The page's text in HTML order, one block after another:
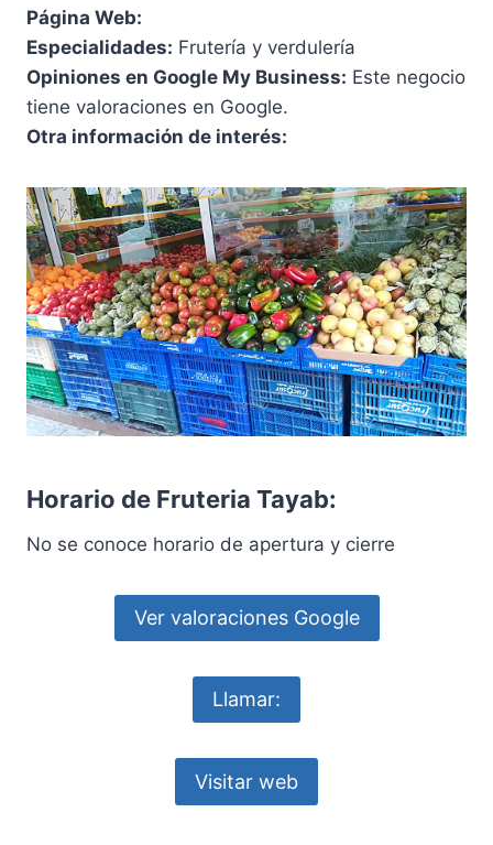
Página Web:
Especialidades: Frutería y verdulería
Opiniones en Google My Business: Este negocio
tiene valoraciones en Google.
Otra información de interés:
Horario de Fruteria Tayab:
No se conoce horario de apertura y cierre
Ver valoraciones Google
Llamar:
Visitar web